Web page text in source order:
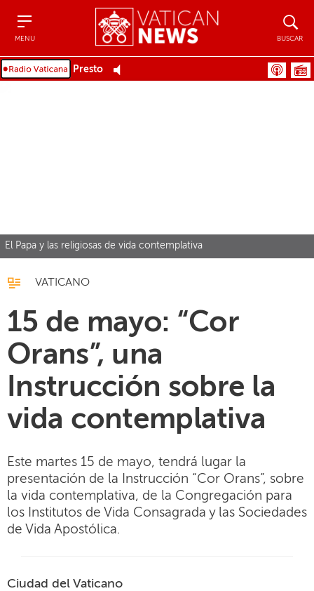
MENU BUSCAR
Presto
El Papa y las religiosas de vida contemplativa
VATICANO
15 de mayo: “Cor
Orans”, una
Instrucción sobre la
vida contemplativa
Este martes 15 de mayo, tendrá lugar la
presentación de la Instrucción “Cor Orans”, sobre
la vida contemplativa, de la Congregación para
los Institutos de Vida Consagrada y las Sociedades
de Vida Apostólica.
Ciudad del Vaticano